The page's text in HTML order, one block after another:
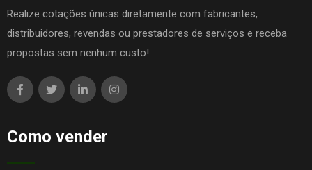
Realize cotações únicas diretamente com fabricantes,
distribuidores, revendas ou prestadores de serviços e receba
propostas sem nenhum custo!
Como vender